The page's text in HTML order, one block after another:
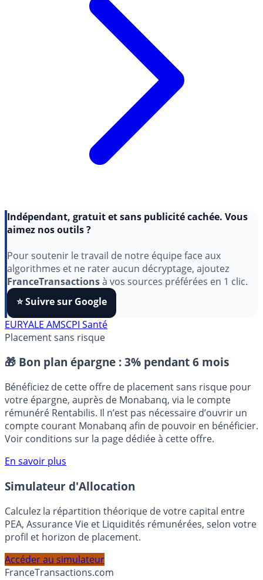
aimez nos outils ?
Pour soutenir le travail de notre équipe face aux
algorithmes et ne rater aucun décryptage, ajoutez
FranceTransactionsà vos sources préférées en 1 clic.
⭐️ Suivre sur Google
SCPI Santé
Placement sans risque
🎁 Bon plan épargne : 3% pendant 6 mois
Bénéficiez de cette offre de placement sans risque pour
votre épargne, auprès de Monabanq, via le compte
rémunéré Rentabilis. Il n’est pas nécessaire d’ouvrir un
Voir conditions sur la page dédiée à cette offre.
En savoir plus
Simulateur d'Allocation
Calculez la répartition théorique de votre capital entre
PEA, Assurance Vie et Liquidités rémunérées, selon votre
profil et horizon de placement.